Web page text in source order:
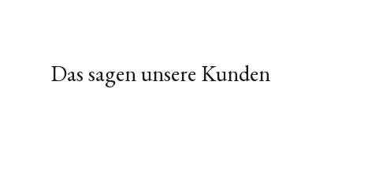
Das sagen unsere Kunden